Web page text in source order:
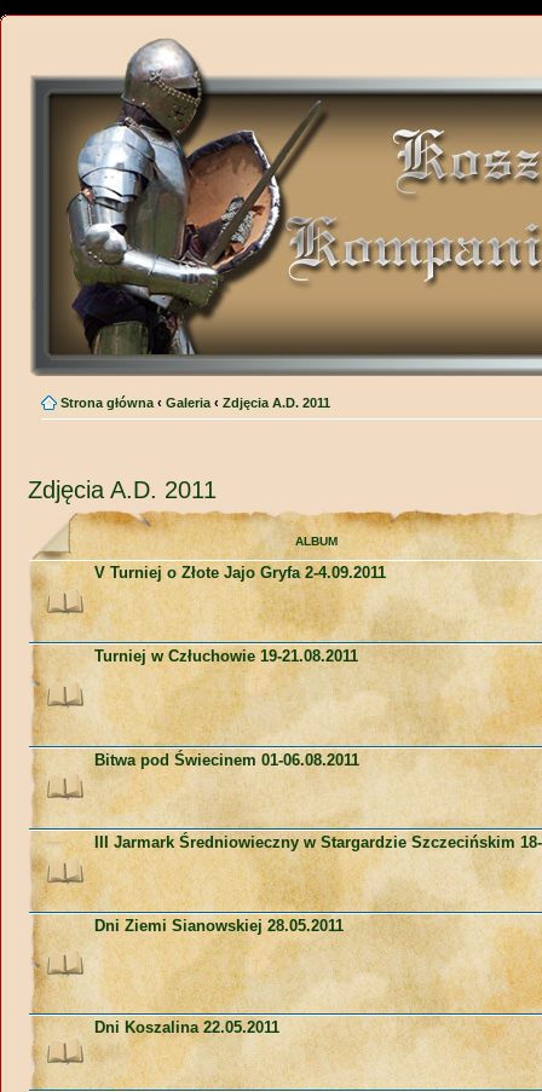
Strona główna ‹ Galeria ‹ Zdjęcia A.D. 2011
Zdjęcia A.D. 2011
ALBUM
V Turniej o Złote Jajo Gryfa 2-4.09.2011
Turniej w Człuchowie 19-21.08.2011
Bitwa pod Świecinem 01-06.08.2011
III Jarmark Średniowieczny w Stargardzie Szczecińskim 18-
Dni Ziemi Sianowskiej 28.05.2011
Dni Koszalina 22.05.2011